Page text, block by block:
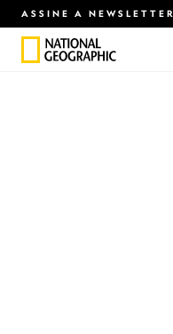
ASSINE A NEWSLETTER